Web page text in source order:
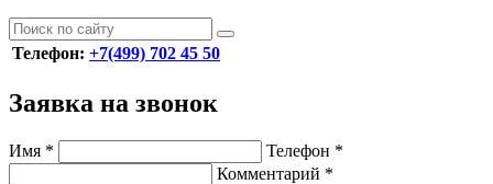
Телефон: +7(499) 702 45 50
Заявка на звонок
Имя * Телефон *
Комментарий *